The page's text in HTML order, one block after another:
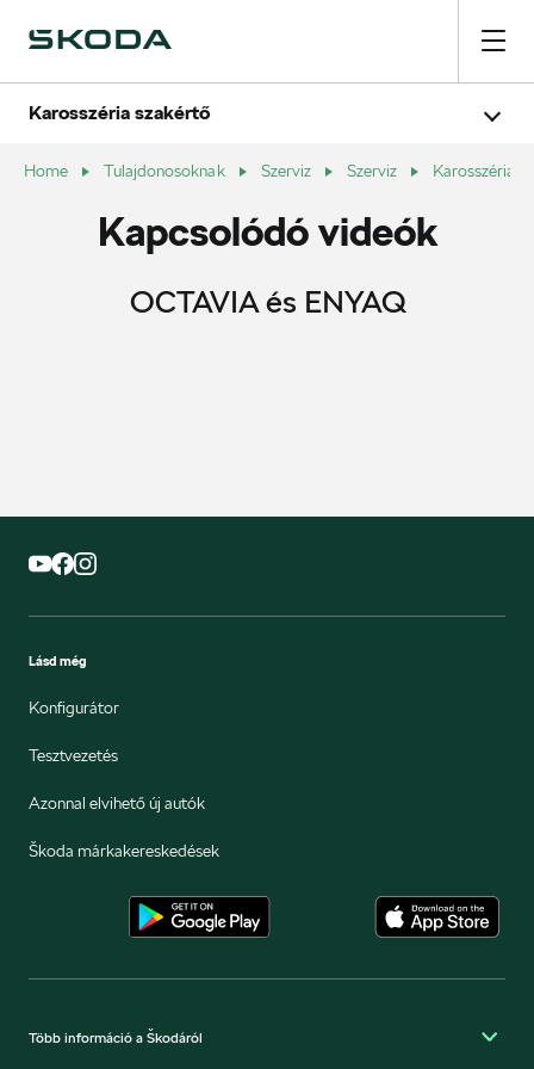
Karosszéria szakértő
Home Tulajdonosoknak Szerviz Szerviz Karosszéria
Kapcsolódó videók
OCTAVIA és ENYAQ
Lásd még
Konfigurátor
Tesztvezetés
Azonnal elvihető új autók
Škoda márkakereskedések
Több információ a Škodáról